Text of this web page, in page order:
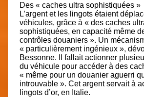
Des « caches ultra sophistiquées »
L’argent et les lingots étaient
véhicules, grâce à « des caches
sophistiquées, en capacité même
contrôles douaniers ». Un
« particulièrement ingénieux »,
Bessonne. Il fallait actionner
du véhicule pour accéder à des
« même pour un douanier aguerri
introuvable ». Cet argent servait à
lingots d’or, en Italie.